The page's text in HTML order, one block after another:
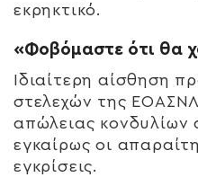
εκρηκτικό.
«Φοβόμαστε ότι θα
Ιδιαίτερη αίσθηση
στελεχών της ΕΟΑΣΝΛ
απώλειας κονδυλίων
εγκαίρως οι
εγκρίσεις.